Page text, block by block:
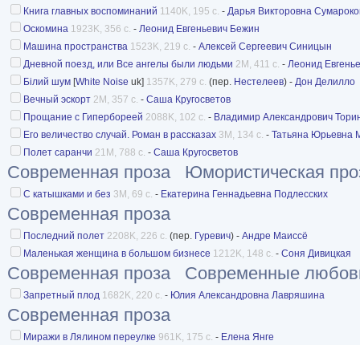
Книга главных воспоминаний 1140K, 195 с. - Дарья Викторовна
Оскомина 1923K, 356 с. - Леонид Евгеньевич Бежин
Машина пространства 1523K, 219 с. - Алексей Сергеевич Синицын
Дневной поезд, или Все ангелы были людьми 2M, 411 с. - Леонид
Білий шум [White Noise uk] 1357K, 279 с. (пер. Нестелеев) - Дон Делилло
Вечный эскорт 2M, 357 с. - Саша Кругосветов
Прощание с Гипербореей 2088K, 102 с. - Владимир Александрович
Его величество случай. Роман в рассказах 3M, 134 с. - Татьяна Юрьевна
Полет саранчи 21M, 788 с. - Саша Кругосветов
Современная проза Юмористическая
С катышками и без 3M, 69 с. - Екатерина Геннадьевна Подлесских
Современная проза
Последний полет 2208K, 226 с. (пер. Гуревич) - Андре Маиссё
Маленькая женщина в большом бизнесе 1212K, 148 с. - Соня Дивицкая
Современная проза Современные
Запретный плод 1682K, 220 с. - Юлия Александровна Лавряшина
Современная проза
Миражи в Лялином переулке 961K, 175 с. - Елена Янге